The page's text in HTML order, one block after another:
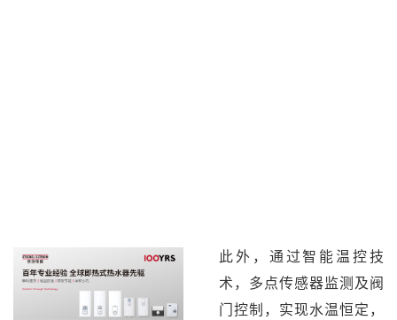
此外，通过智能温控技
术，多点传感器监测及阀
门控制，实现水温恒定，